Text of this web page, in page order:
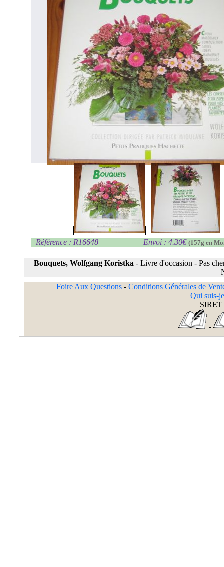
Référence : R16648 Envoi : 4.30€ (157g en
Bouquets, Wolfgang Koristka - Livre d'occasion - Pas
Foire Aux Questions- Conditions Générales de
Qui suis-
SIRET
-